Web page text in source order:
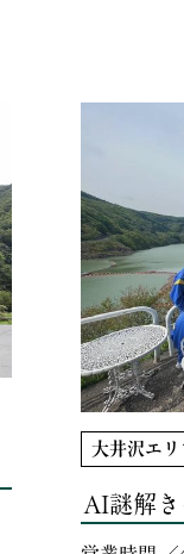
大井沢エリ
AI謎解き